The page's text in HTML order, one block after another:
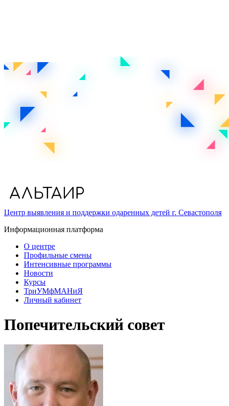
Центр выявления и поддержки одаренных детей г. Севастополя
Информационная платформа
О центре
Профильные смены
Интенсивные программы
Новости
Курсы
ТриУМфМАНиЯ
Личный кабинет
Попечительский совет